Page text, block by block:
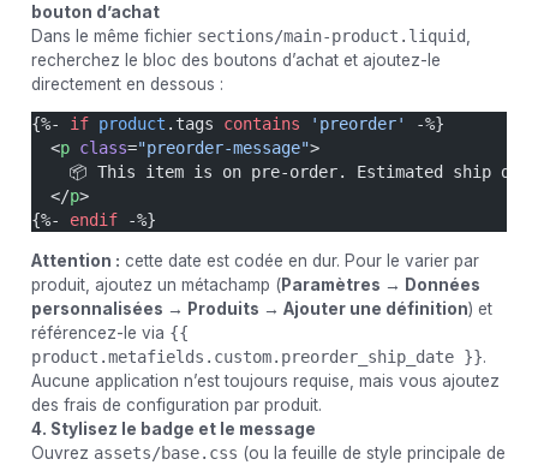
bouton d’achat
Dans le même fichier sections/main-product.liquid
recherchez le bloc des boutons d’achat et ajoutez-le
directement en dessous :
{%- if product .tags contains 'preorder'
-%}
  <
p class="preorder-message">
📦 This item is on pre-order. Estimated ship
  </
p>
{%- endif -%}
Attention : cette date est codée en dur. Pour le varier par
produit, ajoutez un métachamp (Paramètres → Données
personnalisées → Produits → Ajouter une définition) et
référencez-le via {{
product.metafields.custom.preorder_ship_date }}.
Aucune application n’est toujours requise, mais vous ajoutez
des frais de configuration par produit.
4. Stylisez le badge et le message
Ouvrez assets/base.css (ou la feuille de style principale de